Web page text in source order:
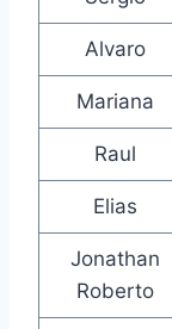
Alvaro
Mariana
Raul
Elias
Jonathan
Roberto